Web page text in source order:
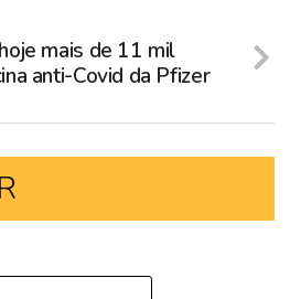
mais de 11 mil
anti-Covid da Pfizer